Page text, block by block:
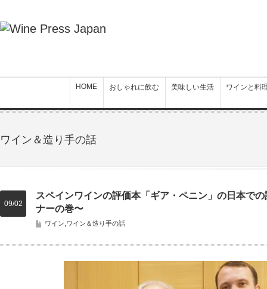
HOME おしゃれに飲む 美味しい生活 ワインと料
ワイン＆造り手の話
スペインワインの評価本「ギア・ペニン」の日本で
ナーの巻〜
ワイン ワイン＆造り手の話
09/02